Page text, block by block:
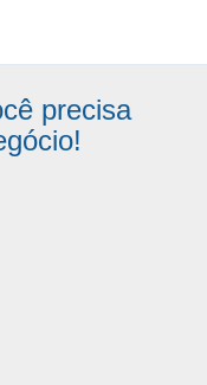
precisa